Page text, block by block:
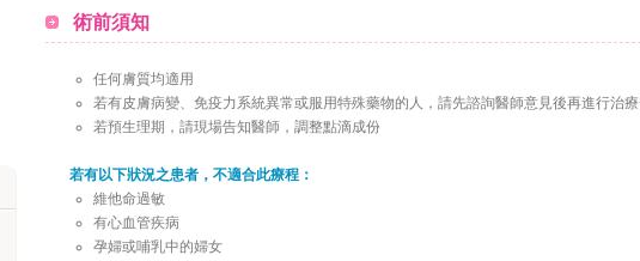
術前須知
任何膚質均適用
若有皮膚病變、免疫力系統異常或服用特殊藥物的人，請先諮詢醫師意見後再進行治
若預生理期，請現場告知醫師，調整點滴成份
若有以下狀況之患者，不適合此療程：
維他命過敏
有心血管疾病
孕婦或哺乳中的婦女